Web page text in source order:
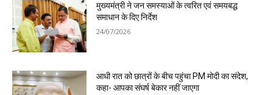
मुख्यमंत्री ने जन समस्याओं के त्वरित एवं समयबद्ध
समाधान के दिए निर्देश
24/07/2026
आधी रात को छात्रों के बीच पहुंचा PM मोदी का संदेश,
कहा- आपका संघर्ष बेकार नहीं जाएगा